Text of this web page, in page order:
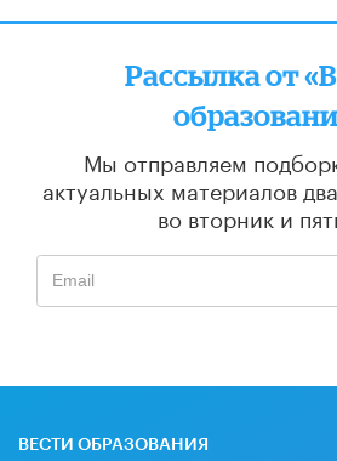
Рассылка от
Мы отправляем
актуальных материалов
во вторник и
ВЕСТИ ОБРАЗОВАНИЯ